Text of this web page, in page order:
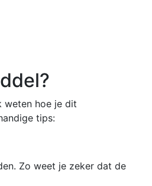
weten hoe je dit
tips:
Zo weet je zeker dat de